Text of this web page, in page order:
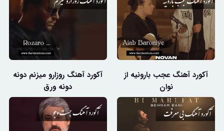
آکورد آهنگ عجب بارونیه از
نوان
آکورد آهنگ روزارو میزنم دونه
دونه ورق